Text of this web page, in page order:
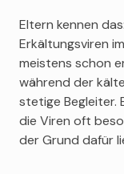
Eltern kennen
Erkältungsviren
meistens schon
während der
stetige Begleiter.
die Viren oft
der Grund dafür